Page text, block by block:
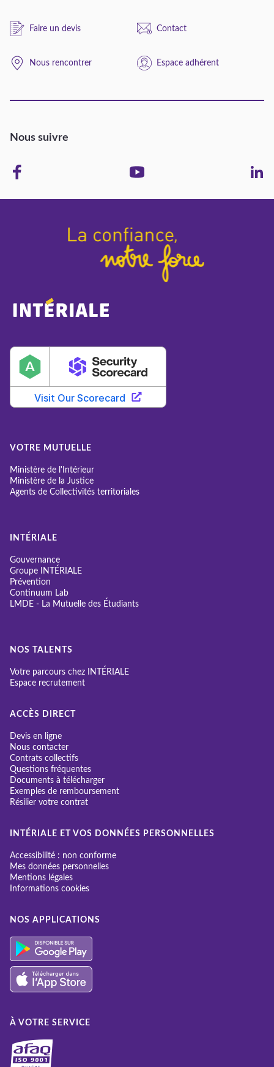
Faire un devis Contact
Nous rencontrer Espace adhérent
Nous suivre
VOTRE MUTUELLE
Ministère de l'Intérieur
Ministère de la Justice
Agents de Collectivités territoriales
INTÉRIALE
Gouvernance
Groupe INTÉRIALE
Prévention
Continuum Lab
LMDE - La Mutuelle des Étudiants
NOS TALENTS
Votre parcours chez INTÉRIALE
Espace recrutement
ACCÈS DIRECT
Devis en ligne
Nous contacter
Contrats collectifs
Questions fréquentes
Documents à télécharger
Exemples de remboursement
Résilier votre contrat
INTÉRIALE ET VOS DONNÉES PERSONNELLES
Accessibilité : non conforme
Mes données personnelles
Mentions légales
Informations cookies
NOS APPLICATIONS
À VOTRE SERVICE